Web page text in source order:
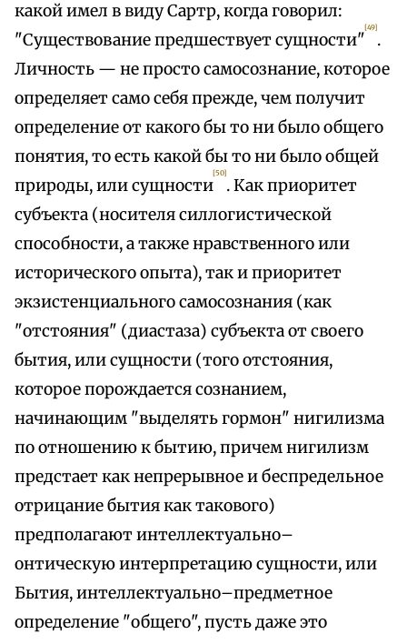
какой имел в виду Сартр, когда говорил:
"Существование предшествует сущности"
[49]
.
Личность — не просто самосознание, которое
определяет само себя прежде, чем получит
определение от какого бы то ни было общего
понятия, то есть какой бы то ни было общей
природы, или сущности
[50]
. Как приоритет
субъекта (носителя силлогистической
способности, а также нравственного или
исторического опыта), так и приоритет
экзистенциального самосознания (как
"отстояния" (диастаза) субъекта от своего
бытия, или сущности (того отстояния,
которое порождается сознанием,
начинающим "выделять гормон" нигилизма
по отношению к бытию, причем нигилизм
предстает как непрерывное и беспредельное
отрицание бытия как такового)
предполагают интеллектуально–
онтическую интерпретацию сущности, или
Бытия, интеллектуально–предметное
определение "общего", пусть даже это